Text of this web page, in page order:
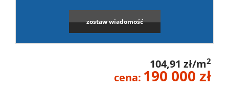
zostaw wiadomość
104,91 zł/m2
cena: 190 000 zł